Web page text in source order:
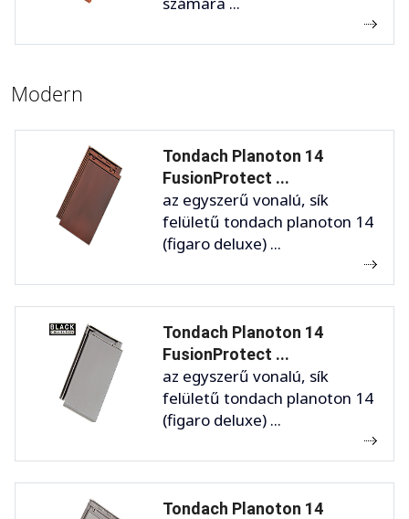
Modern
Tondach Planoton 14
FusionProtect ...
az egyszerű vonalú, sík
felületű tondach planoton 14
(figaro deluxe) ...
Tondach Planoton 14
FusionProtect ...
az egyszerű vonalú, sík
felületű tondach planoton 14
(figaro deluxe) ...
Tondach Planoton 14